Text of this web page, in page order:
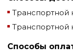
Транспортной
Транспортной
Способы